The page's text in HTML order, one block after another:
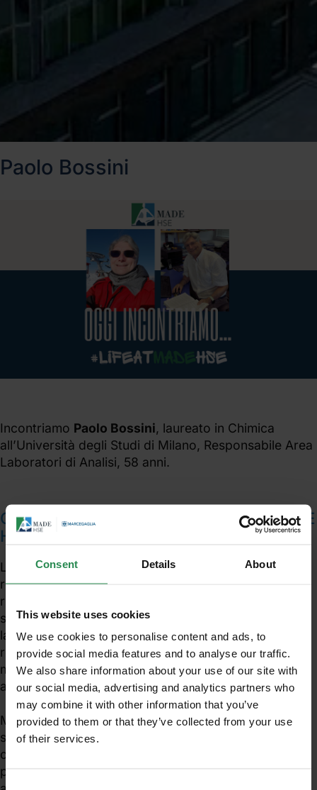
Consent Details About
This website uses cookies
We use cookies to personalise content and ads, to
provide social media features and to analyse our traffic.
We also share information about your use of our site with
our social media, advertising and analytics partners who
may combine it with other information that you’ve
provided to them or that they’ve collected from your use
of their services.
Consent
Paolo Bossini
Incontriamo Paolo Bossini, laureato in Chimica
all’Università degli Studi di Milano, Responsabile Area
Laboratori di Analisi, 58 anni.
Ciao Paolo, da quanto tempo sei in MADE
HSE e che ruolo svolgi?
Lavoro in MADE HSE dal 2009 ed attualmente sono
responsabile dell’Area Laboratori di Analisi. Il mio
ruolo è quello di garantire l’efficienza e la qualità dei
servizi. Di fatto, di programmare le attività di
laboratorio interfacciandomi direttamente con i
responsabili tecnici di settore (chimico e
microbiologico) e di coordinare il team che le svolge
a livello operativo.
Mi occupo inoltre della gestione delle attività di
supporto tecnico e dell’attività tra cui quella
commerciale, di gestione dei fornitori e delle
procedure atte a garantire gli standard di qualità ed
Unisciti al mondo MadeHSE